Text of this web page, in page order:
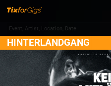
HINTERLANDGANG